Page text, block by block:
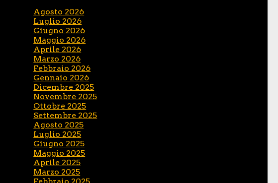
Agosto 2026
Luglio 2026
Giugno 2026
Maggio 2026
Aprile 2026
Marzo 2026
Febbraio 2026
Gennaio 2026
Dicembre 2025
Novembre 2025
Ottobre 2025
Settembre 2025
Agosto 2025
Luglio 2025
Giugno 2025
Maggio 2025
Aprile 2025
Marzo 2025